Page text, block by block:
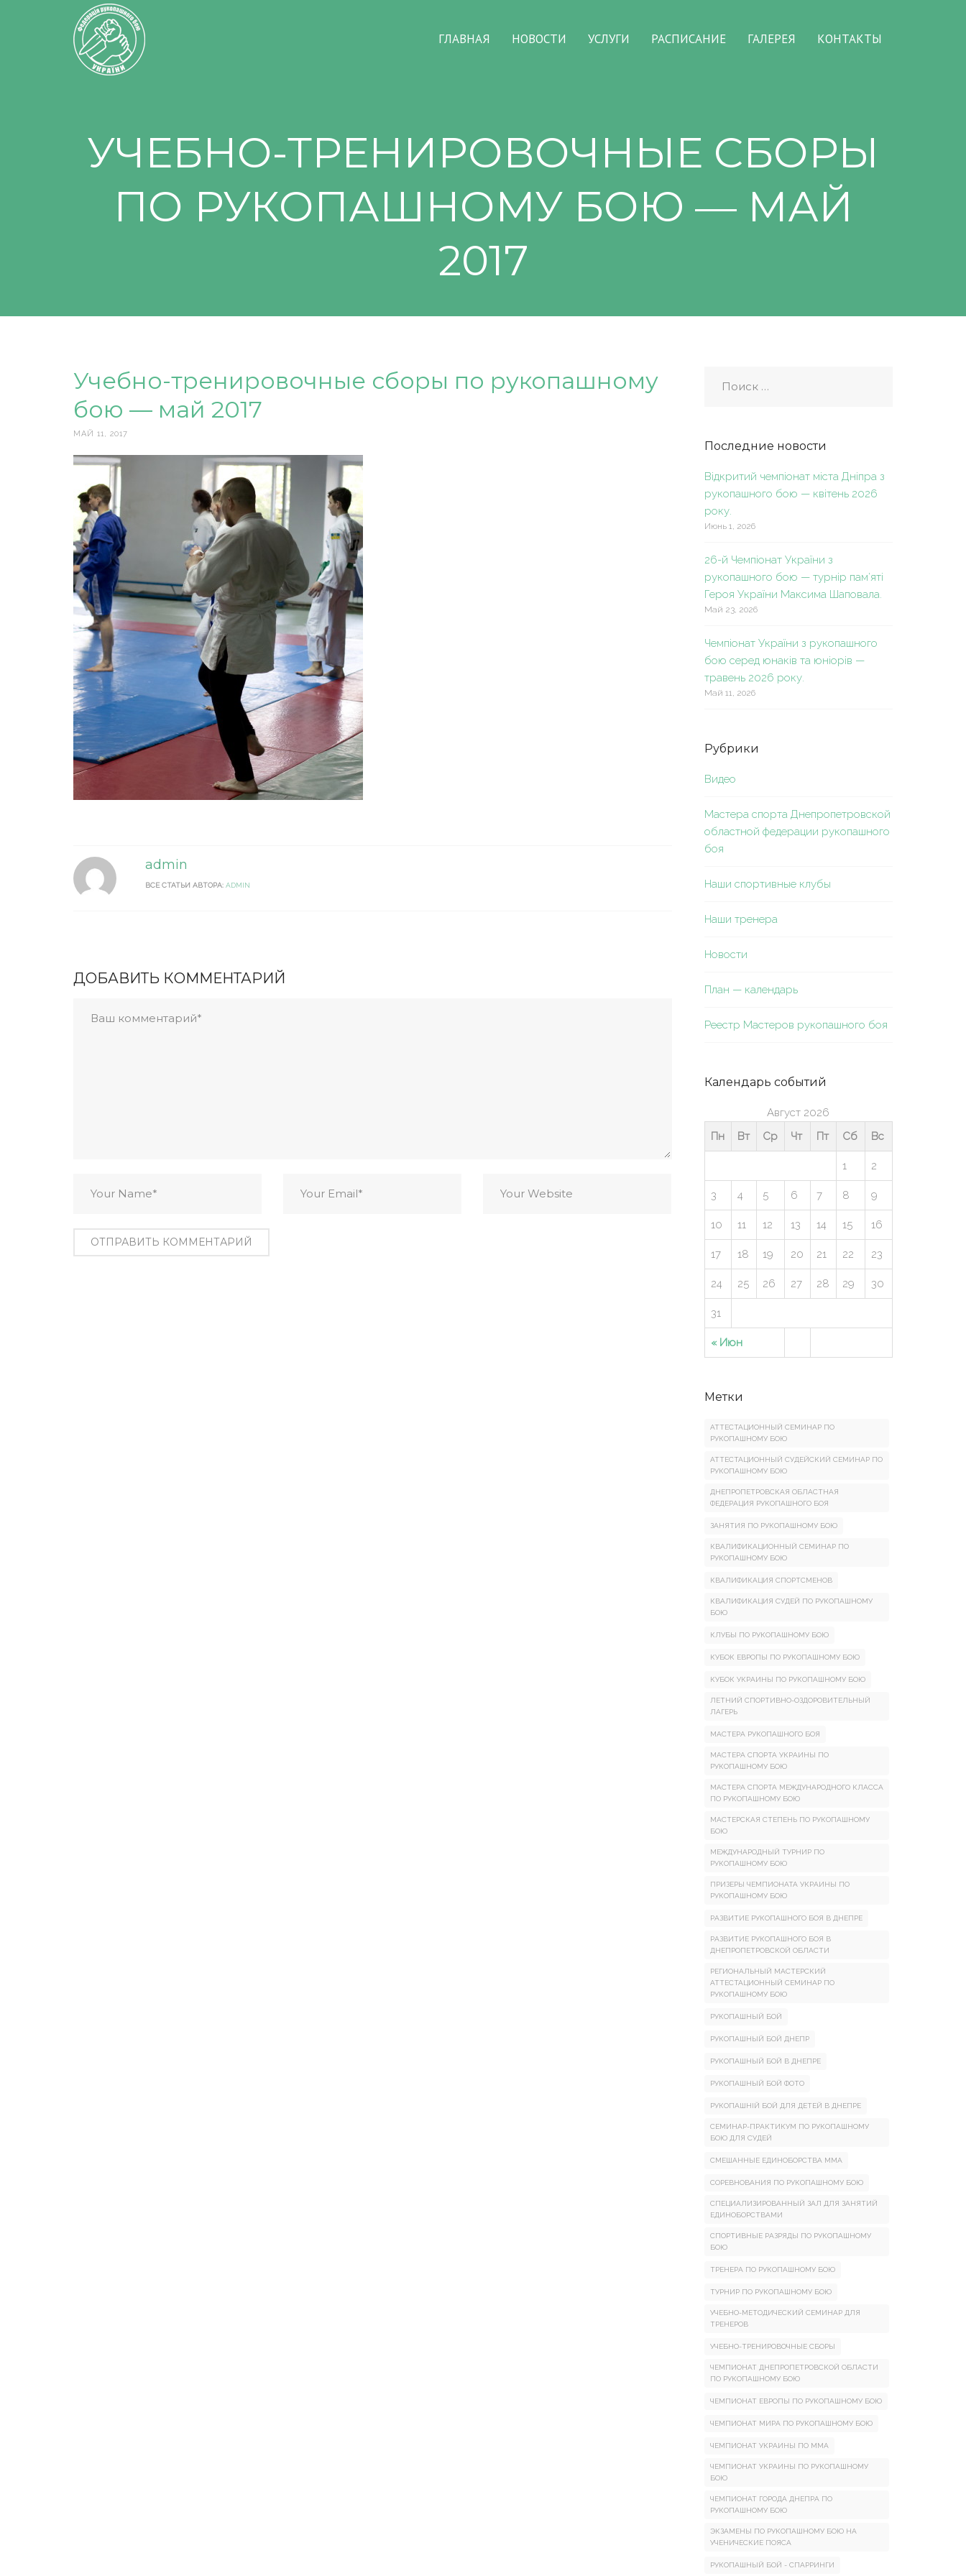
ГЛАВНАЯ НОВОСТИ УСЛУГИ РАСПИСАНИЕ ГАЛЕРЕЯ КОНТАКТЫ
УЧЕБНО-ТРЕНИРОВОЧНЫЕ СБОРЫ
ПО РУКОПАШНОМУ БОЮ — МАЙ
2017
Учебно-тренировочные сборы по рукопашному
бою — май 2017
МАЙ 11, 2017
admin
ВСЕ СТАТЬИ АВТОРА: ADMIN
ДОБАВИТЬ КОММЕНТАРИЙ
Последние новости
Відкритий чемпіонат міста Дніпра з
рукопашного бою — квітень 2026
року.
Июнь 1, 2026
26-й Чемпіонат України з
рукопашного бою — турнір пам’яті
Героя України Максима Шаповала.
Май 23, 2026
Чемпіонат України з рукопашного
бою серед юнаків та юніорів —
травень 2026 року.
Май 11, 2026
Рубрики
Видео
Мастера спорта Днепропетровской
областной федерации рукопашного
боя
Наши спортивные клубы
Наши тренера
Новости
План — календарь
Реестр Мастеров рукопашного боя
Календарь событий
Август 2026
Пн
Вт Ср Чт Пт Сб Вс
« Июн
1 2
3 4 5 6 7 8 9
10 11 12 13 14 15 16
17 18 19 20 21 22 23
24 25 26 27 28 29 30
31
Метки
АТТЕСТАЦИОННЫЙ СЕМИНАР ПО
РУКОПАШНОМУ БОЮ
АТТЕСТАЦИОННЫЙ СУДЕЙСКИЙ СЕМИНАР ПО
РУКОПАШНОМУ БОЮ
ДНЕПРОПЕТРОВСКАЯ ОБЛАСТНАЯ
ФЕДЕРАЦИЯ РУКОПАШНОГО БОЯ
ЗАНЯТИЯ ПО РУКОПАШНОМУ БОЮ
КВАЛИФИКАЦИОННЫЙ СЕМИНАР ПО
РУКОПАШНОМУ БОЮ
КВАЛИФИКАЦИЯ СПОРТСМЕНОВ
КВАЛИФИКАЦИЯ СУДЕЙ ПО РУКОПАШНОМУ
БОЮ
КЛУБЫ ПО РУКОПАШНОМУ БОЮ
КУБОК ЕВРОПЫ ПО РУКОПАШНОМУ БОЮ
КУБОК УКРАИНЫ ПО РУКОПАШНОМУ БОЮ
ЛЕТНИЙ СПОРТИВНО-ОЗДОРОВИТЕЛЬНЫЙ
ЛАГЕРЬ
МАСТЕРА РУКОПАШНОГО БОЯ
МАСТЕРА СПОРТА УКРАИНЫ ПО
РУКОПАШНОМУ БОЮ
МАСТЕРА СПОРТА МЕЖДУНАРОДНОГО КЛАССА
ПО РУКОПАШНОМУ БОЮ
МАСТЕРСКАЯ СТЕПЕНЬ ПО РУКОПАШНОМУ
БОЮ
МЕЖДУНАРОДНЫЙ ТУРНИР ПО
РУКОПАШНОМУ БОЮ
ПРИЗЕРЫ ЧЕМПИОНАТА УКРАИНЫ ПО
РУКОПАШНОМУ БОЮ
РАЗВИТИЕ РУКОПАШНОГО БОЯ В ДНЕПРЕ
РАЗВИТИЕ РУКОПАШНОГО БОЯ В
ДНЕПРОПЕТРОВСКОЙ ОБЛАСТИ
РЕГИОНАЛЬНЫЙ МАСТЕРСКИЙ
АТТЕСТАЦИОННЫЙ СЕМИНАР ПО
РУКОПАШНОМУ БОЮ
РУКОПАШНЫЙ БОЙ
РУКОПАШНЫЙ БОЙ ДНЕПР
РУКОПАШНЫЙ БОЙ В ДНЕПРЕ
РУКОПАШНЫЙ БОЙ ФОТО
РУКОПАШНІЙ БОЙ ДЛЯ ДЕТЕЙ В ДНЕПРЕ
СЕМИНАР-ПРАКТИКУМ ПО РУКОПАШНОМУ
БОЮ ДЛЯ СУДЕЙ
СМЕШАННЫЕ ЕДИНОБОРСТВА ММА
СОРЕВНОВАНИЯ ПО РУКОПАШНОМУ БОЮ
СПЕЦИАЛИЗИРОВАННЫЙ ЗАЛ ДЛЯ ЗАНЯТИЙ
ЕДИНОБОРСТВАМИ
СПОРТИВНЫЕ РАЗРЯДЫ ПО РУКОПАШНОМУ
БОЮ
ТРЕНЕРА ПО РУКОПАШНОМУ БОЮ
ТУРНИР ПО РУКОПАШНОМУ БОЮ
УЧЕБНО-МЕТОДИЧЕСКИЙ СЕМИНАР ДЛЯ
ТРЕНЕРОВ
УЧЕБНО-ТРЕНИРОВОЧНЫЕ СБОРЫ
ЧЕМПИОНАТ ДНЕПРОПЕТРОВСКОЙ ОБЛАСТИ
ПО РУКОПАШНОМУ БОЮ
ЧЕМПИОНАТ ЕВРОПЫ ПО РУКОПАШНОМУ БОЮ
ЧЕМПИОНАТ МИРА ПО РУКОПАШНОМУ БОЮ
ЧЕМПИОНАТ УКРАИНЫ ПО ММА
ЧЕМПИОНАТ УКРАИНЫ ПО РУКОПАШНОМУ
БОЮ
ЧЕМПИОНАТ ГОРОДА ДНЕПРА ПО
РУКОПАШНОМУ БОЮ
ЭКЗАМЕНЫ ПО РУКОПАШНОМУ БОЮ НА
УЧЕНИЧЕСКИЕ ПОЯСА
РУКОПАШНЫЙ БОЙ - СПАРРИНГИ